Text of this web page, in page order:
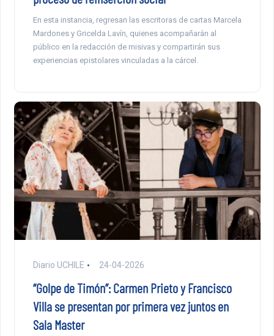
En esta instancia, regresan las escritoras de cartas Marcela
Mardones y Gricelda Lavín, quienes acompañarán al
público en la redacción de misivas y compartirán sus
experiencias epistolares vinculadas a la cárcel.
Diario UCHILE 24-04-2026
“Golpe de Timón”: Carmen Prieto y Francisco
Villa se presentan por primera vez juntos en
Sala Master